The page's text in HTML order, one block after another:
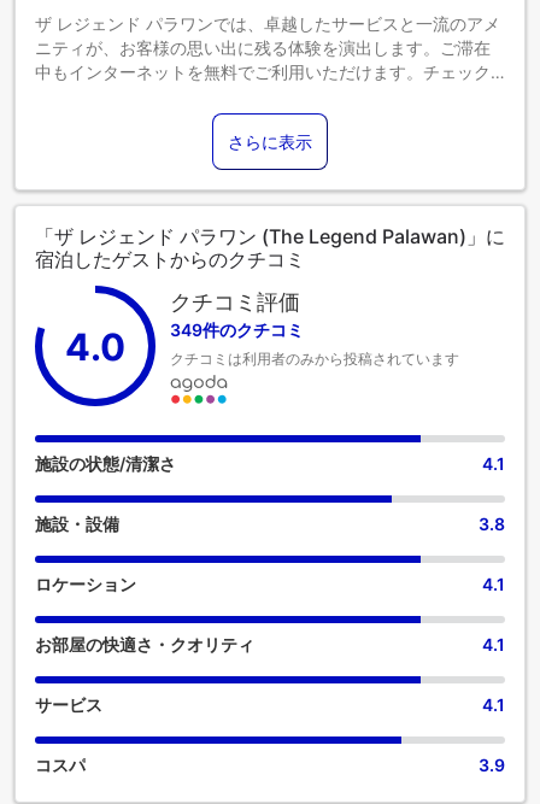
ザ レジェンド パラワンでは、卓越したサービスと一流のアメ
ニティが、お客様の思い出に残る体験を演出します。ご滞在
中もインターネットを無料でご利用いただけます。チェック
出発までシームレスで効率的なご滞在をお約束します。当宿
泊施設での送迎サービスをご利用いただくと、パラワンでの
小旅行や観光、追加アクティビティの手配が簡単になりま
す。 お車でお越しの際は、敷地内の無料駐車場をご利用くだ
スもご利用いただけます。当宿泊施設では、チケットサービ
スもあり、エンターテイメントやアトラクションのチケット
手配や予約をサポートしています。ザ レジェンド パラワンで
提供されるランドリーサービスを利用して、お好みの服装で
常にベストな装いを。 ゆったりとした日中や夜には、ルーム
サービスなどの室内設備・サービスで、お部屋での滞在を最
大限にお楽しみいただけます。健康上の理由により、当宿泊
施設内は全面禁煙です。 喫煙は、当宿泊施設によって指定さ
れた喫煙ゾーンでのみ許可されています。 ザ レジェンド パラ
ワンの客室は、快適で家庭的な雰囲気をお客様に提供するた
ネンサービスを備えた客室もあり、快適にお過ごしいただけ
ます。 一部の客室では、ビデオストリーミング、日刊紙、テ
レビなどのエンターテインメントをお楽しみいただけます。
コーヒーや紅茶を淹れるのに必要なものがすべて揃っている
性を理解している当宿泊施設では、バスローブ、タオル、ド
ライヤーをご用意しております。 ザ レジェンド パラワンで
は、毎朝おいしい朝食をご用意しております。休日の朝は、
館内のカフェで毎日提供される一杯のコーヒーから始めまし
きるよう、簡単に利用できるおいしい食事の選択肢を豊富に
提供しています。ザ レジェンド パラワンでは、お客様が滞在
さらに表示
「ザ レジェンド パラワン (The Legend Palawan)」に
宿泊したゲストからのクチコミ
4.0
クチコミ評価
349件のクチコミ
クチコミは利用者のみから投稿されています
施設の状態/清潔さ 4.1
施設・設備 3.8
ロケーション 4.1
お部屋の快適さ・クオリティ 4.1
サービス 4.1
コスパ 3.9